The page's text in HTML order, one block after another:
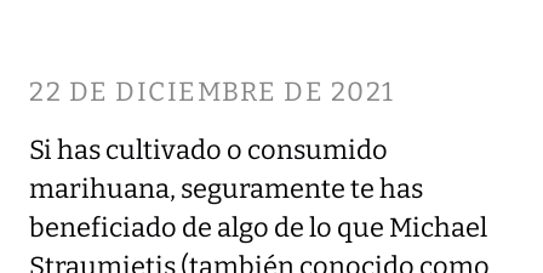
22 DE DICIEMBRE DE 2021
Si has cultivado o consumido
marihuana, seguramente te has
beneficiado de algo de lo que Michael